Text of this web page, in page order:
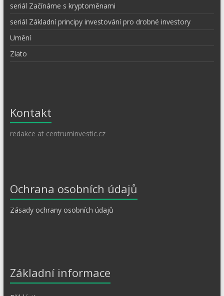
seriál Začínáme s kryptoměnami
seriál Základní principy investování pro drobné investory
Umění
Zlato
Kontakt
redakce at centruminvestic.cz
Ochrana osobních údajů
Zásady ochrany osobních údajů
Základní informace